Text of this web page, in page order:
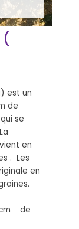
est un
de
se
en
. Les
en
cm de